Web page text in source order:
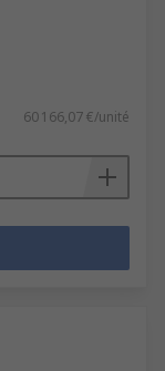
60 166,07 €/unité